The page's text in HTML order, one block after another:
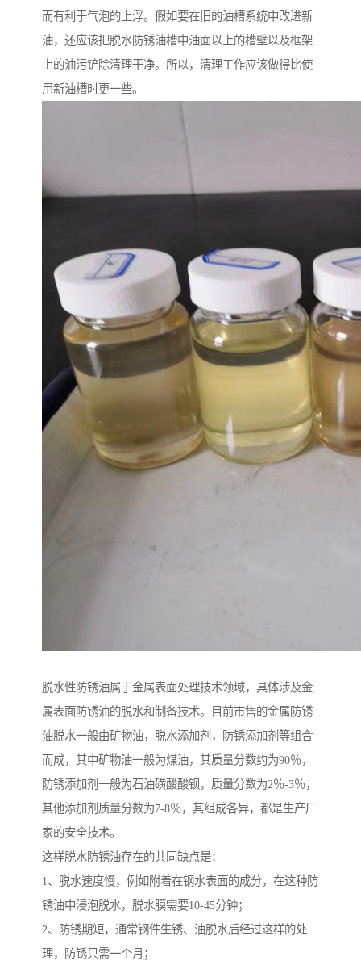
而有利于气泡的上浮。假如要在旧的油槽系统中改进新
油，还应该把脱水防锈油槽中油面以上的槽壁以及框架
上的油污铲除清理干净。所以，清理工作应该做得比使
用新油槽时更一些。
脱水性防锈油属于金属表面处理技术领域，具体涉及金
属表面防锈油的脱水和制备技术。目前市售的金属防锈
油脱水一般由矿物油，脱水添加剂，防锈添加剂等组合
而成，其中矿物油一般为煤油，其质量分数约为90％，
防锈添加剂一般为石油磺酸酸钡，质量分数为2％-3％，
其他添加剂质量分数为7-8％，其组成各异，都是生产厂
家的安全技术。
这样脱水防锈油存在的共同缺点是：
1、脱水速度慢，例如附着在钢水表面的成分，在这种防
锈油中浸泡脱水，脱水膜需要10-45分钟；
2、防锈期短，通常钢件生锈、油脱水后经过这样的处
理，防锈只需一个月；